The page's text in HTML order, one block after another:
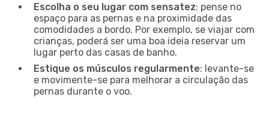
Escolha o seu lugar com sensatez: pense no
espaço para as pernas e na proximidade das
comodidades a bordo. Por exemplo, se viajar com
crianças, poderá ser uma boa ideia reservar um
lugar perto das casas de banho.
Estique os músculos regularmente: levante-se
e movimente-se para melhorar a circulação das
pernas durante o voo.